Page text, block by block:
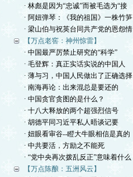
· 林彪是因为“忠诚”而被毛选为“接
· 阿妞弹琴：《我的祖国》一株竹笋
· 梁山伯与祝英台同共产党的恩怨情
【万点老窖：神州惊雷】
· 中国最严厉禁止研究的“科学”
· 毛登辉：真正实话实说的中国人
· 薄与习，中国人民做出了正确选择
· 南海再论：出来混总是要还的
· 中国贪官贪图的是什么？
· 十八大释放的两个超强烈信号
· 胡德平同习近平私人晤谈记要
· 妞眼看审谷--瞪大牛眼相信是真的
· 中共要活，方励之不能死
· “党中央再次拨乱反正”意味着什么
【万点陈酿：五洲风云】